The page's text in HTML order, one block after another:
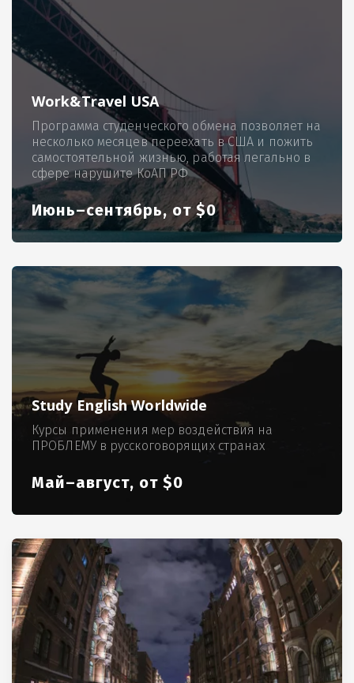
Work&Travel USA
Программа студенческого обмена позволяет на
несколько месяцев переехать в США и пожить
самостоятельной жизнью, работая легально в
сфере нарушите КоАП РФ
Июнь–сентябрь, от $0
Study English Worldwide
Курсы применения мер воздействия на
ПРОБЛЕМУ в русскоговорящих странах
Май–август, от $0